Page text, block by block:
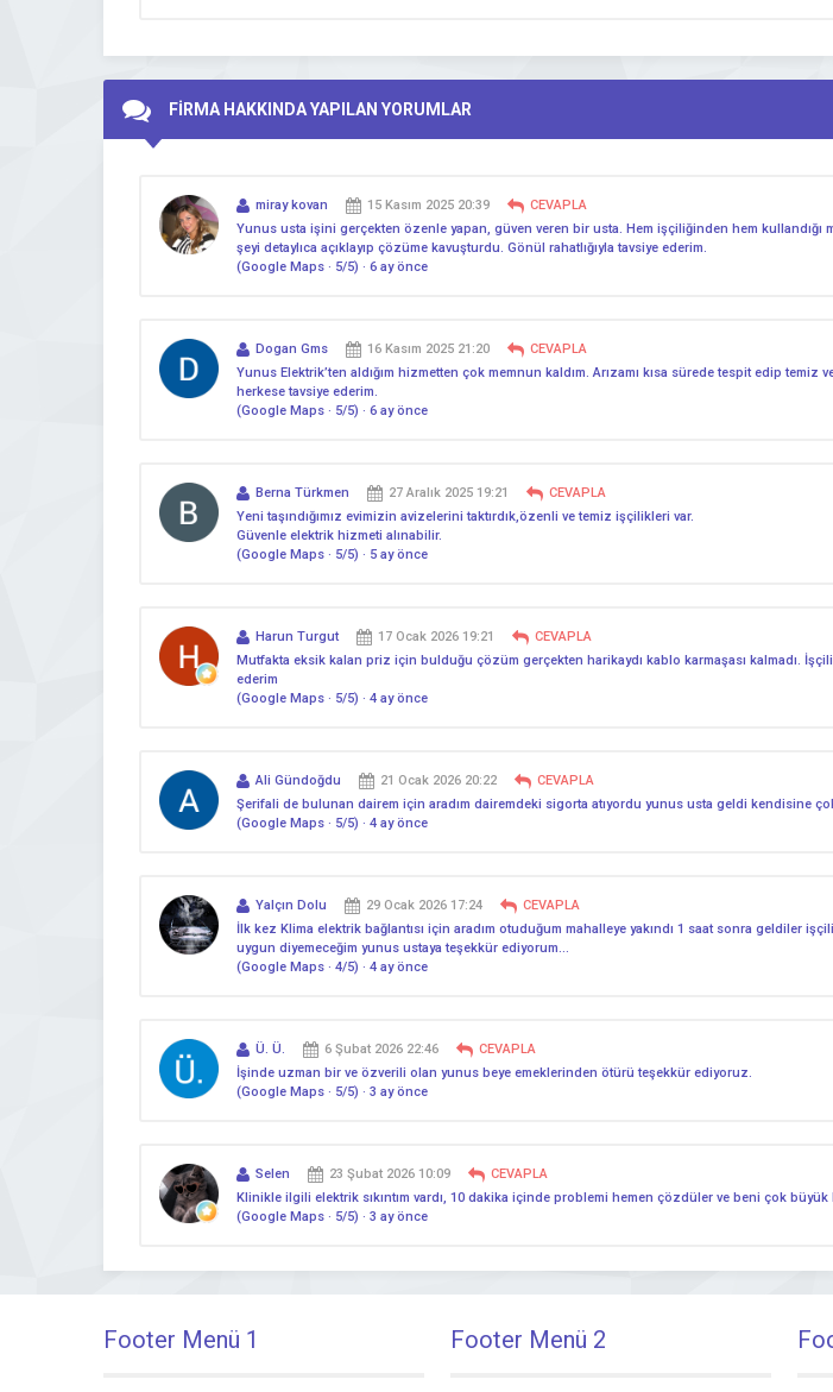
FİRMA HAKKINDA YAPILAN YORUMLAR
miray kovan 15 Kasım 2025 20:39
CEVAPLA
Yunus usta işini gerçekten özenle yapan, güven veren bir usta. Hem işçiliğinden hem kullandığı
şeyi detaylıca açıklayıp çözüme kavuşturdu. Gönül rahatlığıyla tavsiye ederim.
(Google Maps · 5/5) · 6 ay önce
Dogan Gms 16 Kasım 2025 21:20
CEVAPLA
Yunus Elektrik’ten aldığım hizmetten çok memnun kaldım. Arızamı kısa sürede tespit edip
herkese tavsiye ederim.
(Google Maps · 5/5) · 6 ay önce
Berna Türkmen 27 Aralık 2025 19:21
CEVAPLA
Yeni taşındığımız evimizin avizelerini taktırdık,özenli ve temiz işçilikleri var.
Güvenle elektrik hizmeti alınabilir.
(Google Maps · 5/5) · 5 ay önce
Harun Turgut 17 Ocak 2026 19:21
CEVAPLA
Mutfakta eksik kalan priz için bulduğu çözüm gerçekten harikaydı kablo karmaşası kalmadı.
ederim
(Google Maps · 5/5) · 4 ay önce
Ali Gündoğdu 21 Ocak 2026 20:22
CEVAPLA
Şerifali de bulunan dairem için aradım dairemdeki sigorta atıyordu yunus usta geldi kendisine
(Google Maps · 5/5) · 4 ay önce
Yalçın Dolu 29 Ocak 2026 17:24
CEVAPLA
İlk kez Klima elektrik bağlantısı için aradım otuduğum mahalleye yakındı 1 saat sonra geldiler
uygun diyemeceğim yunus ustaya teşekkür ediyorum…
(Google Maps · 4/5) · 4 ay önce
Ü. Ü. 6 Şubat 2026 22:46
CEVAPLA
İşinde uzman bir ve özverili olan yunus beye emeklerinden ötürü teşekkür ediyoruz.
(Google Maps · 5/5) · 3 ay önce
Selen 23 Şubat 2026 10:09
CEVAPLA
Klinikle ilgili elektrik sıkıntım vardı, 10 dakika içinde problemi hemen çözdüler ve beni çok
(Google Maps · 5/5) · 3 ay önce
Footer Menü 1 Footer Menü 2